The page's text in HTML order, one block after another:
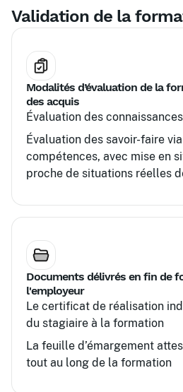
approfondir les acquis
Validation de la
Modalités d’évaluation de la
des acquis
Évaluation des
Évaluation des savoir-faire
compétences, avec mise en
proche de situations réelles
Documents délivrés en fin de
l'employeur
Le certificat de réalisation
du stagiaire à la formation
La feuille d’émargement
tout au long de la formation